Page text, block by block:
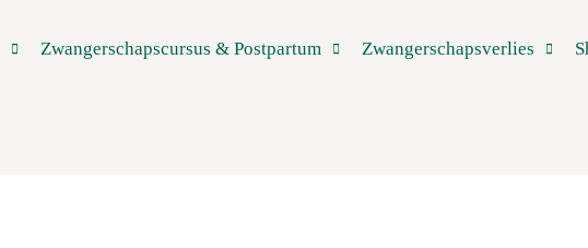
Zwangerschapscursus & Postpartum Zwangerschapsverlies